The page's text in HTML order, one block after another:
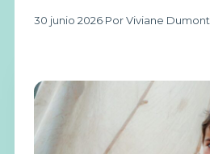
30 junio 2026·Por Viviane Dumont